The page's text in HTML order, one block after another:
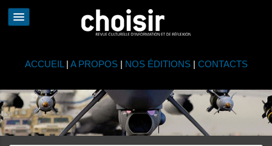
ACCUEIL | A PROPOS| NOS ÉDITIONS| CONTACTS